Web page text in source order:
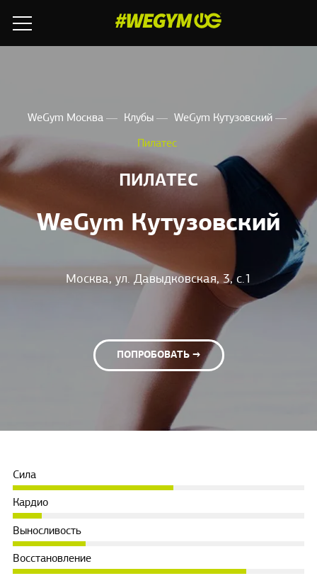
WeGym Москва Клубы WeGym Кутузовский
Пилатес
ПИЛАТЕС
WeGym Кутузовский
Москва, ул. Давыдковская, 3, с.1
ПОПРОБОВАТЬ →
Сила
Кардио
Выносливость
Восстановление